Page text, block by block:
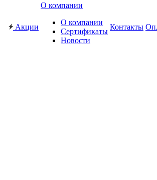
Акции
О компании
О компании
Сертификаты
Новости
Контакты